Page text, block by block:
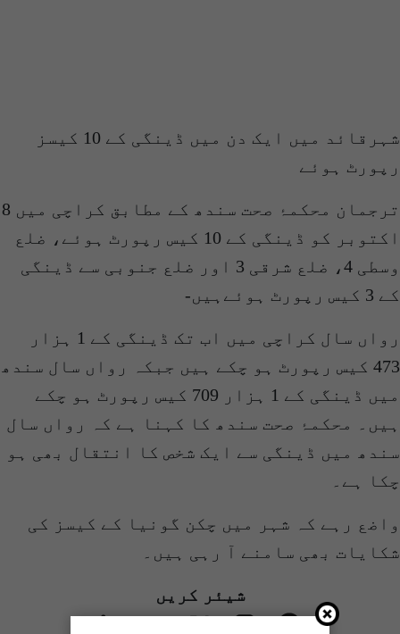
شہرقائد میں ایک دن میں ڈینگی کے 10 کیسز
رپورٹ ہوئے
ترجمان محکمۂ صحت سندھ کے مطابق کراچی میں 8
اکتوبر کو ڈینگی کے 10 کیس رپورٹ ہوئے، ضلع
وسطی 4، ضلع شرقی 3 اور ضلع جنوبی سے ڈینگی
کے 3 کیس رپورٹ ہوئےہیں-
رواں سال کراچی میں اب تک ڈینگی کے 1 ہزار
473 کیس رپورٹ ہو چکے ہیں جبکہ رواں سال سندھ
میں ڈینگی کے 1 ہزار 709 کیس رپورٹ ہو چکے
ہیں۔ محکمۂ صحت سندھ کا کہنا ہے کہ رواں سال
سندھ میں ڈینگی سے ایک شخص کا انتقال بھی ہو
چکا ہے۔
واضع رہے کہ شہر میں چکن گونیا کے کیسز کی
شکایات بھی سامنے آ رہی ہیں۔
شیئر کریں